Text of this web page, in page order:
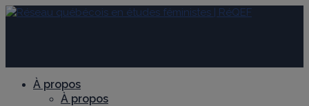
À propos
À propos